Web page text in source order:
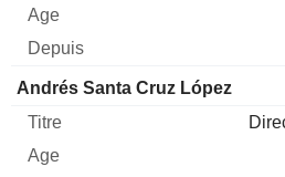
Andrés Santa Cruz López